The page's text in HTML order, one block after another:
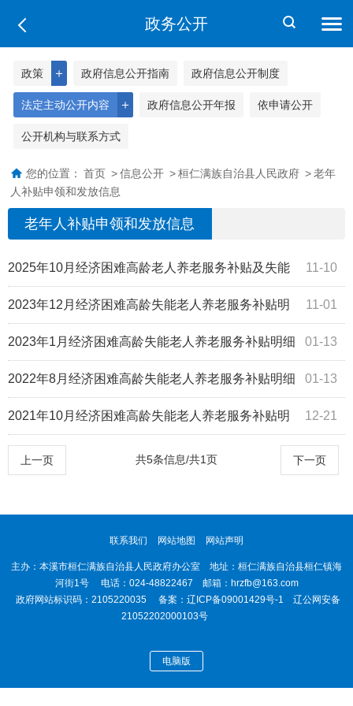
政务公开
＋
政策 政府信息公开指南 政府信息公开制度
＋
法定主动公开内容 政府信息公开年报 依申请公开
公开机构与联系方式
您的位置： 首页 > 信息公开 > 桓仁满族自治县人民政府 > 老年
人补贴申领和发放信息
老年人补贴申领和发放信息
11-10
2025年10月经济困难高龄老人养老服务补贴及失能
老人护理补贴明细表及资金需求表 11-01
2023年12月经济困难高龄失能老人养老服务补贴明
细表及资金需求表 01-13
2023年1月经济困难高龄失能老人养老服务补贴明细
表及资金需求表 01-13
2022年8月经济困难高龄失能老人养老服务补贴明细
表及资金需求表 12-21
2021年10月经济困难高龄失能老人养老服务补贴明
细表及资金需求表
上一页 下一页
共5条信息/共1页
联系我们 网站地图 网站声明
主办：本溪市桓仁满族自治县人民政府办公室 地址：桓仁满族自治县桓仁镇海
河街1号 电话：024-48822467 邮箱：hrzfb@163.com
政府网站标识码：2105220035 备案： 辽ICP备09001429号-1
辽公网安备
21052202000103号
电脑版